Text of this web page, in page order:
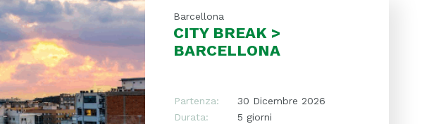
Barcellona
CITY BREAK >
BARCELLONA
Partenza:
30 Dicembre 2026
Durata:
5 giorni